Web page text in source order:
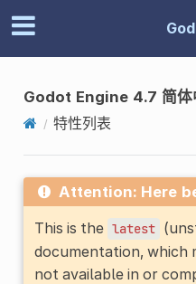
Godot Engine 4.7 简体
特性列表
Attention: Here
This is the latest
documentation, which
not available in or